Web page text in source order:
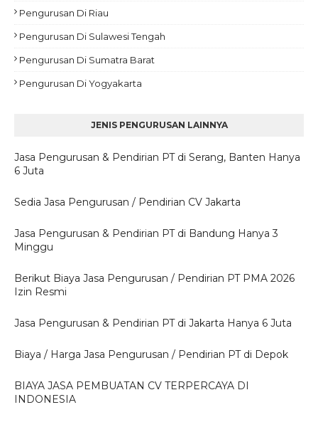
Pengurusan Di Riau
Pengurusan Di Sulawesi Tengah
Pengurusan Di Sumatra Barat
Pengurusan Di Yogyakarta
JENIS PENGURUSAN LAINNYA
Jasa Pengurusan & Pendirian PT di Serang, Banten Hanya
6 Juta
Sedia Jasa Pengurusan / Pendirian CV Jakarta
Jasa Pengurusan & Pendirian PT di Bandung Hanya 3
Minggu
Berikut Biaya Jasa Pengurusan / Pendirian PT PMA 2026
Izin Resmi
Jasa Pengurusan & Pendirian PT di Jakarta Hanya 6 Juta
Biaya / Harga Jasa Pengurusan / Pendirian PT di Depok
BIAYA JASA PEMBUATAN CV TERPERCAYA DI
INDONESIA